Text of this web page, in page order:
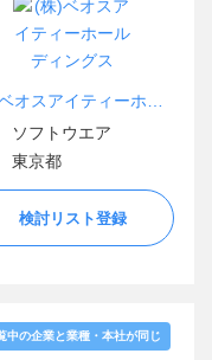
ソフトウエア
東京都
検討リスト登録
中の企業と業種・本社が同じ